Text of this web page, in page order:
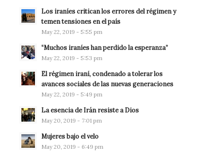
Los iraníes critican los errores del régimen y
temen tensiones en el país
May 22, 2019 - 5:55 pm
“Muchos iraníes han perdido la esperanza”
May 22, 2019 - 5:53 pm
El régimen iraní, condenado a tolerar los
avances sociales de las nuevas generaciones
May 22, 2019 - 5:49 pm
La esencia de Irán resiste a Dios
May 20, 2019 - 7:01 pm
Mujeres bajo el velo
May 20, 2019 - 6:49 pm